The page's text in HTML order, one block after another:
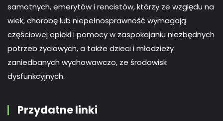
samotnych, emerytów i rencistów, którzy ze względu na
wiek, chorobę lub niepełnosprawność wymagają
częściowej opieki i pomocy w zaspokajaniu niezbędnych
potrzeb życiowych, a także dzieci i młodzieży
zaniedbanych wychowawczo, ze środowisk
dysfunkcyjnych.
Przydatne linki